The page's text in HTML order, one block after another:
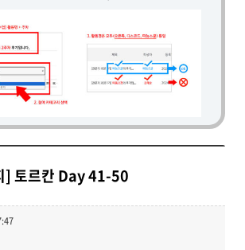
] 토르칸 Day 41-50